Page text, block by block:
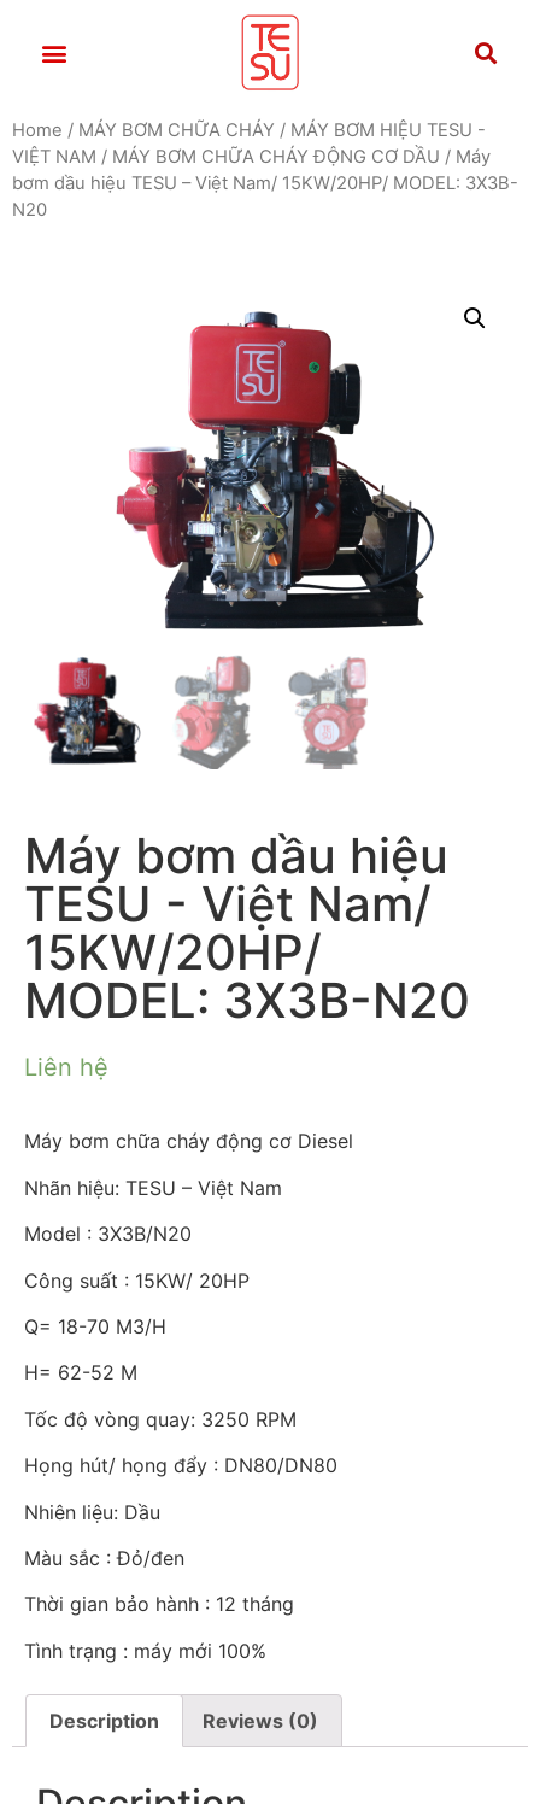
Home / MÁY BƠM CHỮA CHÁY / MÁY BƠM HIỆU TESU -
VIỆT NAM / MÁY BƠM CHỮA CHÁY ĐỘNG CƠ DẦU / Máy
bơm dầu hiệu TESU – Việt Nam/ 15KW/20HP/ MODEL: 3X3B-
N20
Máy bơm dầu hiệu
TESU - Việt Nam/
15KW/20HP/
MODEL: 3X3B-N20
Liên hệ
Máy bơm chữa cháy động cơ Diesel
Nhãn hiệu: TESU – Việt Nam
Model : 3X3B/N20
Công suất : 15KW/ 20HP
Q= 18-70 M3/H
H= 62-52 M
Tốc độ vòng quay: 3250 RPM
Họng hút/ họng đẩy : DN80/DN80
Nhiên liệu: Dầu
Màu sắc : Đỏ/đen
Thời gian bảo hành : 12 tháng
Tình trạng : máy mới 100%
Description Reviews (0)